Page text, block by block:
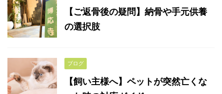
【ご返骨後の疑問】納骨や手元供養
の選択肢
ブログ
【飼い主様へ】ペットが突然亡くな